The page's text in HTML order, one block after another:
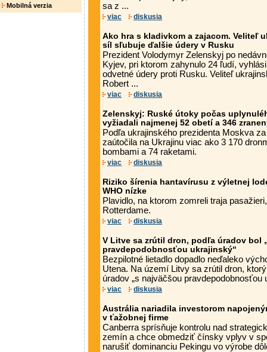
Mobilná verzia
sa z ...
viac diskusia
Ako hra s kladivkom a zajacom. Veliteľ
síl sľubuje ďalšie údery v Rusku
Prezident Volodymyr Zelenskyj po
Kyjev, pri ktorom zahynulo 24 ľudí,
odvetné údery proti Rusku. Veliteľ
Robert ...
viac diskusia
Zelenskyj: Ruské útoky počas
vyžiadali najmenej 52 obetí a 346
Podľa ukrajinského prezidenta Moskva
zaútočila na Ukrajinu viac ako 3 170
bombami a 74 raketami.
viac diskusia
Riziko šírenia hantavírusu z výletnej
WHO nízke
Plavidlo, na ktorom zomreli traja
Rotterdame.
viac diskusia
V Litve sa zrútil dron, podľa úradov bol
pravdepodobnosťou ukrajinský“
Bezpilotné lietadlo dopadlo neďaleko
Utena. Na území Litvy sa zrútil dron,
úradov „s najväčšou pravdepodobnosťou
viac diskusia
Austrália nariadila investorom
v ťažobnej firme
Canberra sprísňuje kontrolu nad
zemín a chce obmedziť čínsky vplyv v
narušiť dominanciu Pekingu vo výrobe